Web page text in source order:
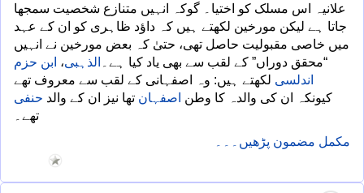
علانیہ اس مسلک کو اختیا۔ گوکہ انہیں متنازع شخصیت سمجھا
جاتا ہے لیکن مورخین لکھتے ہیں کہ داؤد ظاہری کو ان کے عہد
میں خاصی مقبولیت حاصل تھی، حتیٰ کہ بعض مورخین نے انہیں
“محقق دوراں” کے لقب سے بھی یاد کیا ہے۔
الذہبی، ابن حزم
اندلسی لکھتے ہیں: وہ اصفہانی کے لقب سے معروف تھے
کیونکہ ان کی والدہ کا وطن اصفہان تھا نیز ان کے والد حنفی
تھے۔
مکمل مضمون پڑھیں۔۔۔